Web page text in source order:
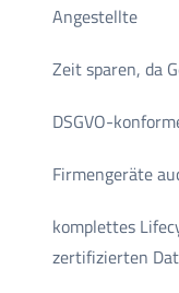
Angestellte
Zeit sparen, da
DSGVO-
Firmengeräte
komplettes
zertifizierten